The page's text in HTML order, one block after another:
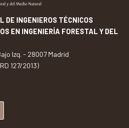
DE INGENIEROS TÉCNICOS
EN INGENIERÍA FORESTAL Y DEL
Izq. - 28007 Madrid
127/2013)